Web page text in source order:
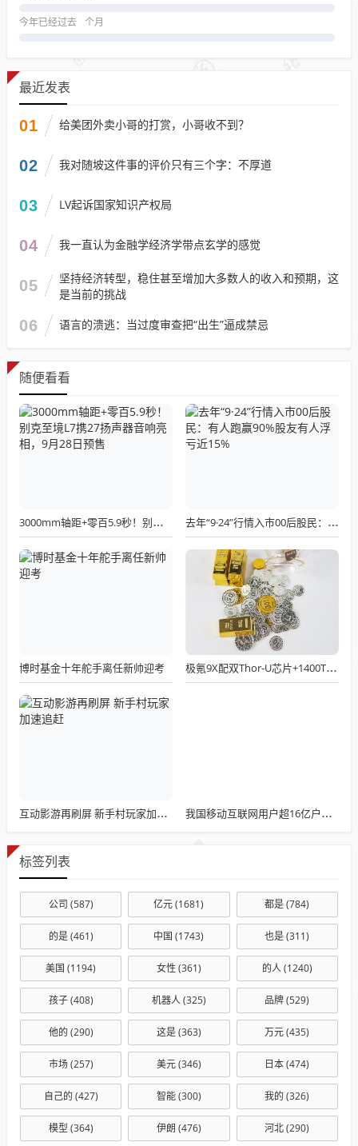
今年已经过去 个月
最近发表
01 给美团外卖小哥的打赏，小哥收不到？
02 我对随坡这件事的评价只有三个字：不厚道
03 LV起诉国家知识产权局
04 我一直认为金融学经济学带点玄学的感觉
05
坚持经济转型，稳住甚至增加大多数人的收入和预期，这
是当前的挑战
06 语言的溃逃：当过度审查把“出生”逼成禁忌
随便看看
3000mm轴距+零百5.9秒！别克至境L7携27扬声器音响亮相，9月28日预售 去年“9·24”行情入市00后股民：有人跑赢90%股友有人浮亏近15%
博时基金十年舵手离任新帅迎考 极氪9X配双Thor-U芯片+1400TOPS算力，9月29日全系预售开启！
互动影游再刷屏 新手村玩家加速追赶 我国移动互联网用户超16亿户均流量20.87GB
标签列表
公司 (587) 亿元(1681) 都是(784)
的是(461) 中国 (1743) 也是(311)
美国 (1194) 女性 (361) 的人(1240)
孩子(408) 机器人(325) 品牌(529)
他的 (290) 这是(363) 万元(435)
市场(257) 美元(346) 日本(474)
自己的 (427) 智能(300) 我的 (326)
模型 (364) 伊朗 (476) 河北(290)